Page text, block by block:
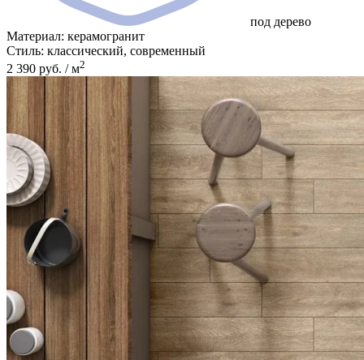
под дерево
Материал: керамогранит
Стиль: классический, современный
2 390 руб. / м2